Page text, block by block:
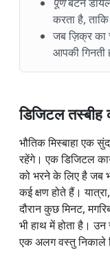
करता है,
जब ज़िक्र का
आपकी गिनती
डिजिटल तस्बीह
भौतिक मिस्बाहा एक
रहेंगे। एक डिजिटल
को भरने के लिए है जब
कई क्षण होते हैं।
दौरान कुछ मिनट,
भी हाथ में होता है।
एक अलग वस्तु निकाले